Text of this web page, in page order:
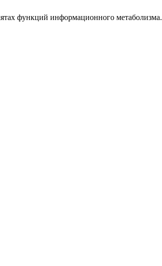
функций информационного метаболизма.